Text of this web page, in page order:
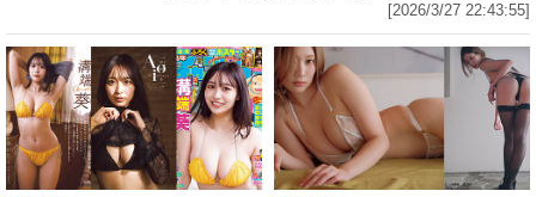
[2026/3/27 22:43:55]